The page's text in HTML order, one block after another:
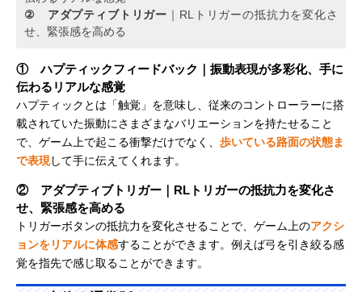
② アダプティブトリガー ｜RLトリガーの抵抗力を変化さ
せ、緊張感を高める
① ハプティックフィードバック｜振動表現が多彩化、手に
伝わるリアルな感覚
ハプティックとは「触覚」を意味し、従来のコントローラーに搭
載されていた振動にさまざまなバリエーションを持たせること
で、ゲーム上で起こる衝撃だけでなく、 歩いている路面の状態ま
で表現して手に伝えてくれます。
② アダプティブトリガー｜RLトリガーの抵抗力を変化さ
せ、緊張感を高める
トリガーボタンの抵抗力を変化させることで、ゲーム上のアクシ
ョンをリアルに体感することができます。例えば弓を引き絞る感
覚を指先で感じ取ることができます。